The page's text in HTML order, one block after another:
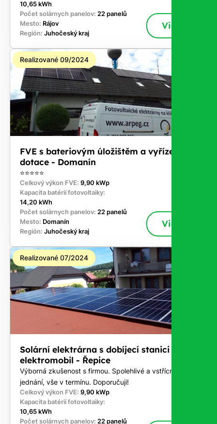
10,65 kWh
Počet solárnych panelov: 22 panelů
Mesto: Rájov
Región: Juhočeský kraj
Viac
Realizované 09/2024
FVE s bateriovým úložištěm a vyřízením
dotace - Domanín
⭐⭐⭐⭐⭐
Celkový výkon FVE: 9,90 kWp
Kapacita batérií fotovoltaiky:
14,20 kWh
Počet solárnych panelov: 22 panelů
Mesto: Domanín
Región: Juhočeský kraj
Viac
Realizované 07/2024
Solární elektrárna s dobíjecí stanici pro
elektromobil - Řepice
Výborná zkušenost s firmou. Spolehlivé a vstřícné
jednání, vše v termínu. Doporučuji!
Celkový výkon FVE: 9,90 kWp
Kapacita batérií fotovoltaiky:
10,65 kWh
Počet solárnych panelov: 22 panelů